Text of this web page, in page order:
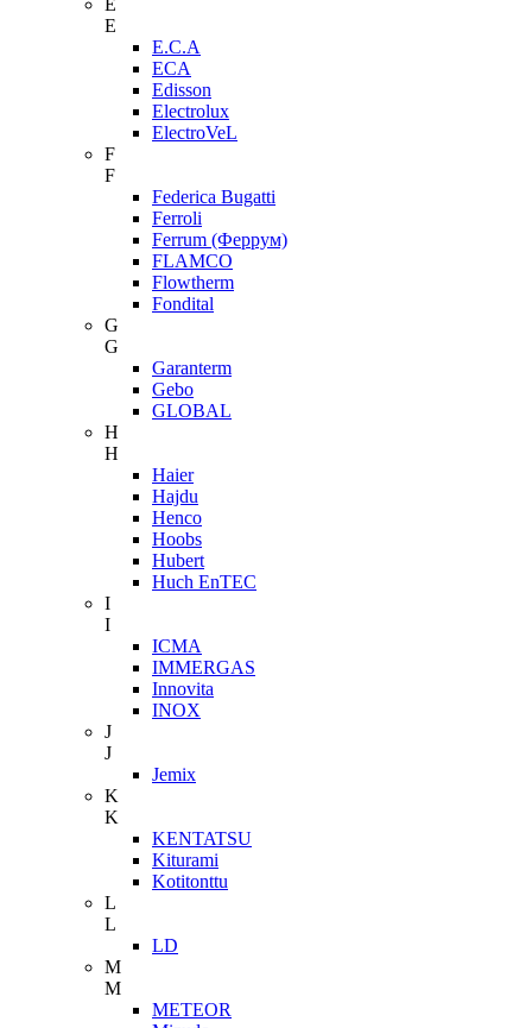
E
E
E.C.A
ECA
Edisson
Electrolux
ElectroVeL
F
F
Federica Bugatti
Ferroli
Ferrum (Феррум)
FLAMCO
Flowtherm
Fondital
G
G
Garanterm
Gebo
GLOBAL
H
H
Haier
Hajdu
Henco
Hoobs
Hubert
Huch EnTEC
I
I
ICMA
IMMERGAS
Innovita
INOX
J
J
Jemix
K
K
KENTATSU
Kiturami
Kotitonttu
L
L
LD
M
M
METEOR